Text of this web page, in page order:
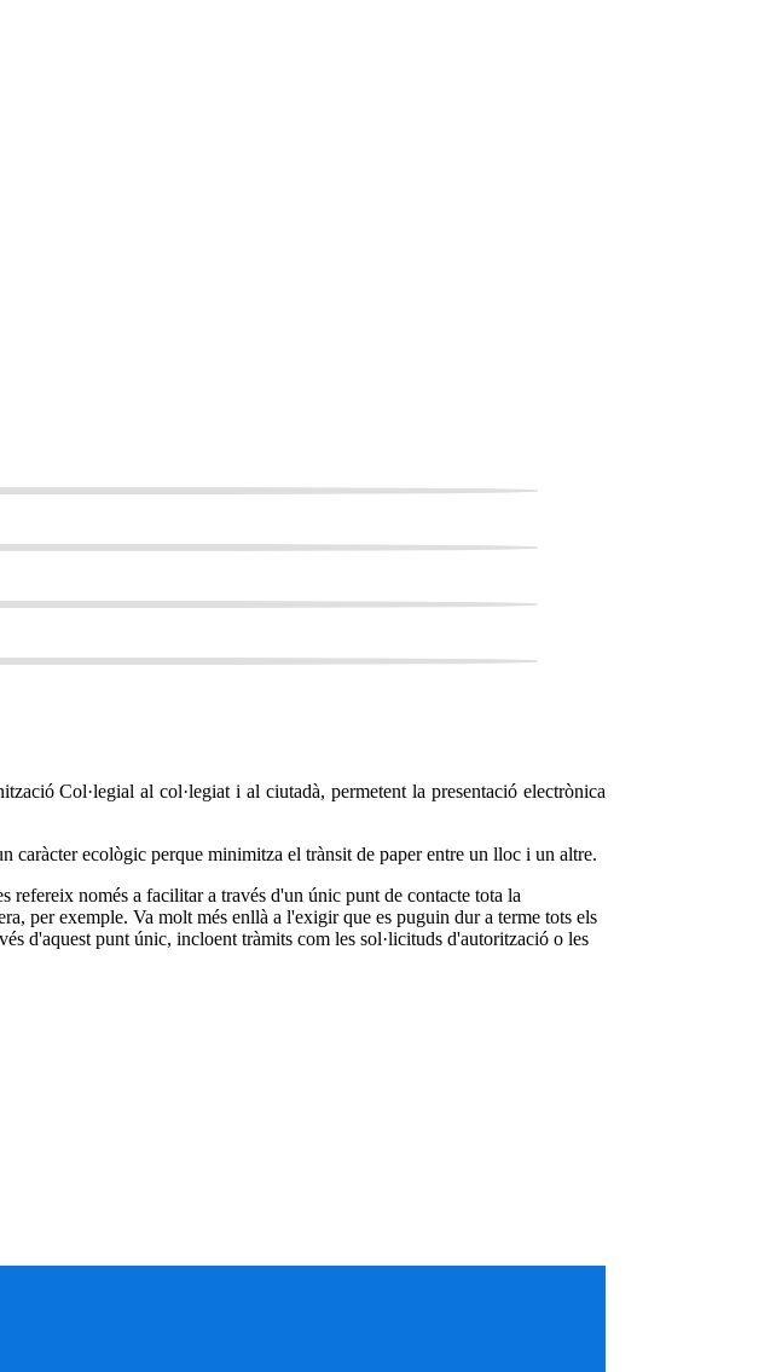
Col·legial al col·legiat i al ciutadà, permetent la presentació electrònica
caràcter ecològic perque minimitza el trànsit de paper entre un lloc i un altre.
refereix només a facilitar a través d'un únic punt de contacte tota la
per exemple. Va molt més enllà a l'exigir que es puguin dur a terme tots els
d'aquest punt únic, incloent tràmits com les sol·licituds d'autorització o les